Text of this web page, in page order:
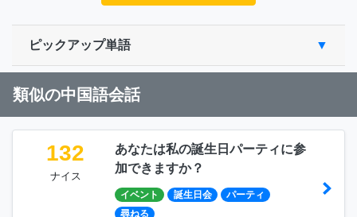
ピックアップ単語
類似の中国語会話
132
ナイス
あなたは私の誕生日パーティに参
加できますか？
イベント 誕生日会
パーティ
尋ねる